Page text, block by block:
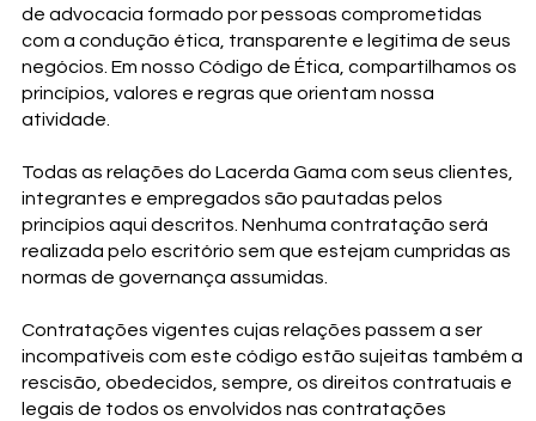
de advocacia formado por pessoas comprometidas
com a condução ética, transparente e legítima de seus
negócios. Em nosso Código de Ética, compartilhamos os
princípios, valores e regras que orientam nossa
atividade.
Todas as relações do Lacerda Gama com seus clientes,
integrantes e empregados são pautadas pelos
princípios aqui descritos. Nenhuma contratação será
realizada pelo escritório sem que estejam cumpridas as
normas de governança assumidas.
Contratações vigentes cujas relações passem a ser
incompatíveis com este código estão sujeitas também a
rescisão, obedecidos, sempre, os direitos contratuais e
legais de todos os envolvidos nas contratações